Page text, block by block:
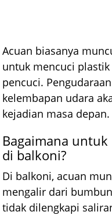
Acuan biasanya
untuk mencuci
pencuci.
kelembapan udara
kejadian masa depan.
Bagaimana
di balkoni?
Di balkoni, acuan
mengalir dari
tidak dilengkapi